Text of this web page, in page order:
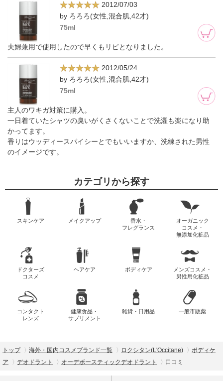
2012/07/03
by ろろろ(女性,混合肌,42才)
75ml
夫婦兼用で使用したので早くもリピとなりました。
2012/05/24
by ろろろ(女性,混合肌,42才)
75ml
主人のワキガ対策に購入。
一日着ていたシャツの臭いがくさくないことで洗濯も楽になり助
かってます。
香りはウッディースパイシーとでもいいますか、洗練された男性
のイメージです。
カテゴリから探す
スキンケア メイクアップ
香水・
フレグランス
オーガニック
コスメ・
無添加化粧品
ドクターズ
コスメ
ヘアケア ボディケア
メンズコスメ・
男性用化粧品
コンタクト
レンズ
健康食品・
サプリメント
雑貨・日用品 一般市販薬
トップ 海外・国内コスメブランド一覧 ロクシタン(L'Occitane)
ボディケ
ア
デオドラント オーデボースティックデオドラント 口コミ